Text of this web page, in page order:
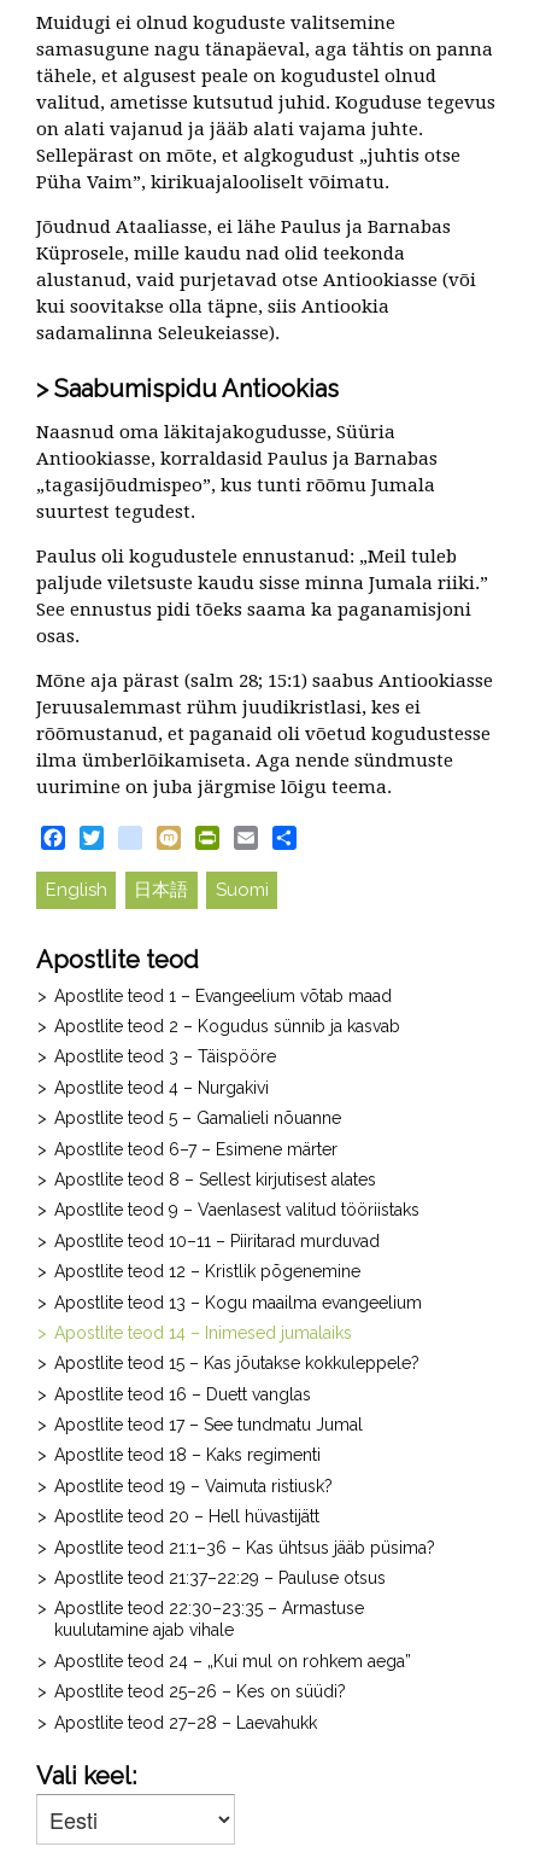
Muidugi ei olnud koguduste valitsemine
samasugune nagu tänapäeval, aga tähtis on panna
tähele, et algusest peale on kogudustel olnud
valitud, ametisse kutsutud juhid. Koguduse tegevus
on alati vajanud ja jääb alati vajama juhte.
Sellepärast on mõte, et algkogudust „juhtis otse
Püha Vaim”, kirikuajalooliselt võimatu.
Jõudnud Ataaliasse, ei lähe Paulus ja Barnabas
Küprosele, mille kaudu nad olid teekonda
alustanud, vaid purjetavad otse Antiookiasse (või
kui soovitakse olla täpne, siis Antiookia
sadamalinna Seleukeiasse).
Saabumispidu Antiookias
Naasnud oma läkitajakogudusse, Süüria
Antiookiasse, korraldasid Paulus ja Barnabas
„tagasijõudmispeo”, kus tunti rõõmu Jumala
suurtest tegudest.
Paulus oli kogudustele ennustanud: „Meil tuleb
paljude viletsuste kaudu sisse minna Jumala riiki.”
See ennustus pidi tõeks saama ka paganamisjoni
osas.
Mõne aja pärast (salm 28; 15:1) saabus Antiookiasse
Jeruusalemmast rühm juudikristlasi, kes ei
rõõmustanud, et paganaid oli võetud kogudustesse
ilma ümberlõikamiseta. Aga nende sündmuste
uurimine on juba järgmise lõigu teema.
FacebookTwitterblogger_post
Mixi PrintFriendly
Email
English 日本語 Suomi
Apostlite teod
Apostlite teod 1 – Evangeelium võtab maad
Apostlite teod 2 – Kogudus sünnib ja kasvab
Apostlite teod 3 – Täispööre
Apostlite teod 4 – Nurgakivi
Apostlite teod 5 – Gamalieli nõuanne
Apostlite teod 6–7 – Esimene märter
Apostlite teod 8 – Sellest kirjutisest alates
Apostlite teod 9 – Vaenlasest valitud tööriistaks
Apostlite teod 10–11 – Piiritarad murduvad
Apostlite teod 12 – Kristlik põgenemine
Apostlite teod 13 – Kogu maailma evangeelium
Apostlite teod 14 – Inimesed jumalaiks
Apostlite teod 15 – Kas jõutakse kokkuleppele?
Apostlite teod 16 – Duett vanglas
Apostlite teod 17 – See tundmatu Jumal
Apostlite teod 18 – Kaks regimenti
Apostlite teod 19 – Vaimuta ristiusk?
Apostlite teod 20 – Hell hüvastijätt
Apostlite teod 21:1–36 – Kas ühtsus jääb püsima?
Apostlite teod 21:37–22:29 – Pauluse otsus
Apostlite teod 22:30–23:35 – Armastuse
kuulutamine ajab vihale
Apostlite teod 24 – „Kui mul on rohkem aega”
Apostlite teod 25–26 – Kes on süüdi?
Apostlite teod 27–28 – Laevahukk
Vali keel: